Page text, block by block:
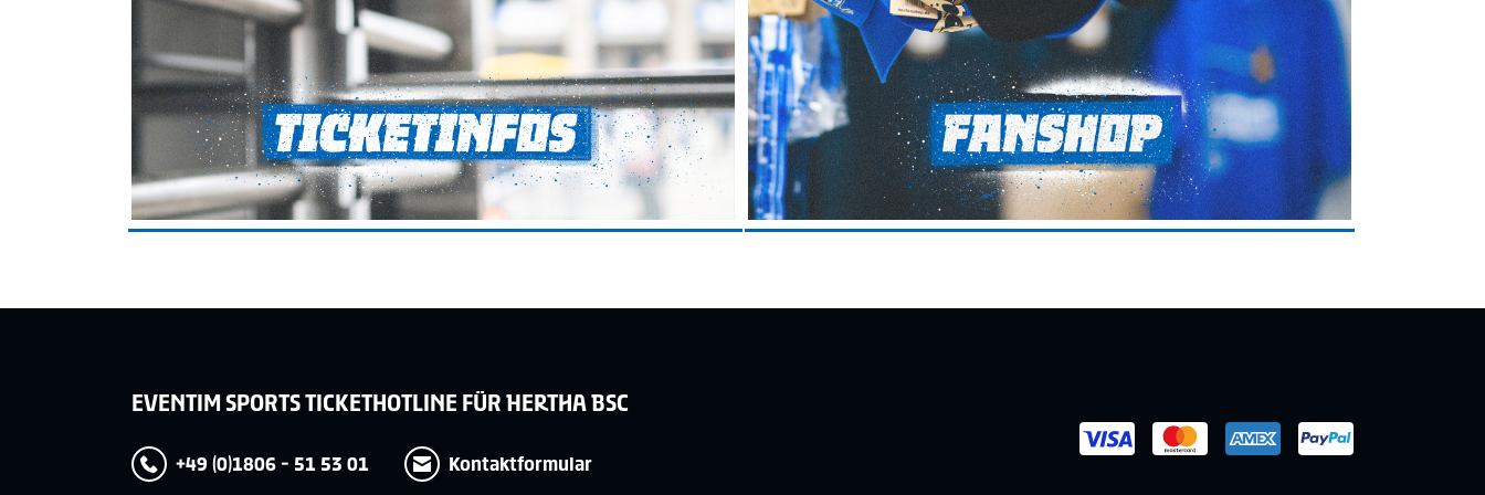
EVENTIM SPORTS TICKETHOTLINE FÜR HERTHA BSC
+49 (0)1806 - 51 53 01 Kontaktformular